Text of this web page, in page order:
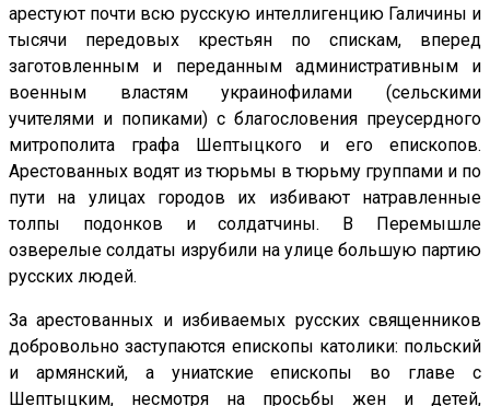
арестуют почти всю русскую интеллигенцию Галичины и
тысячи передовых крестьян по спискам, вперед
заготовленным и переданным административным и
военным властям украинофилами (сельскими
учителями и попиками) с благословения преусердного
митрополита графа Шептыцкого и его епископов.
Арестованных водят из тюрьмы в тюрьму группами и по
пути на улицах городов их избивают натравленные
толпы подонков и солдатчины. В Перемышле
озверелые солдаты изрубили на улице большую партию
русских людей.
За арестованных и избиваемых русских священников
добровольно заступаются епископы католики: польский
и армянский, а униатские епископы во главе с
Шептыцким, несмотря на просьбы жен и детей,